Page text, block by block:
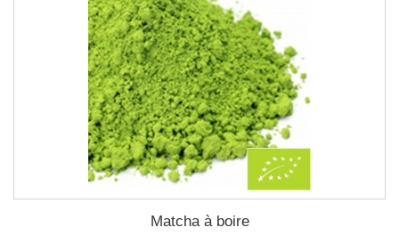
Matcha à boire